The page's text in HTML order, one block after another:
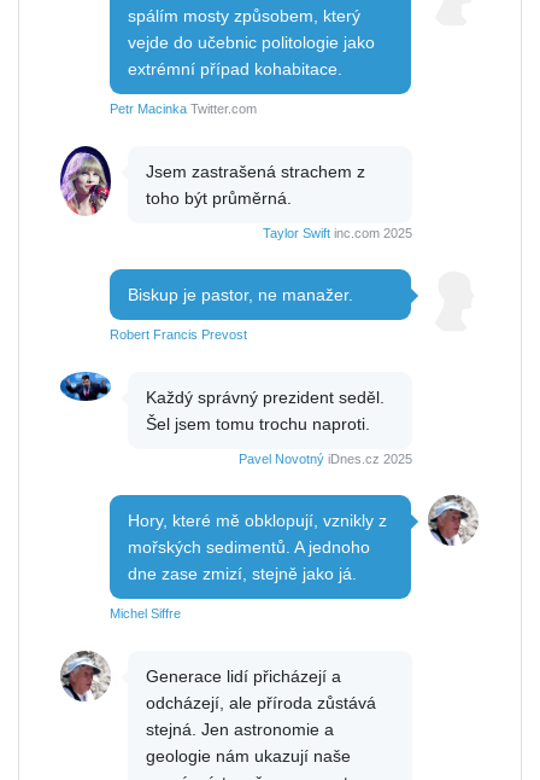
spálím mosty způsobem, který
vejde do učebnic politologie jako
extrémní případ kohabitace.
Petr Macinka Twitter.com
Jsem zastrašená strachem z
toho být průměrná.
Taylor Swift inc.com 2025
Biskup je pastor, ne manažer.
Robert Francis Prevost
Každý správný prezident seděl.
Šel jsem tomu trochu naproti.
Pavel Novotný iDnes.cz 2025
Hory, které mě obklopují, vznikly z
mořských sedimentů. A jednoho
dne zase zmizí, stejně jako já.
Michel Siffre
Generace lidí přicházejí a
odcházejí, ale příroda zůstává
stejná. Jen astronomie a
geologie nám ukazují naše